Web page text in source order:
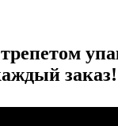
заказ!